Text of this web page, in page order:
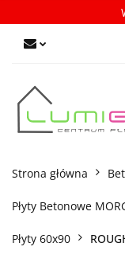
Strona główna
Płyty Betonowe
Płyty 60x90